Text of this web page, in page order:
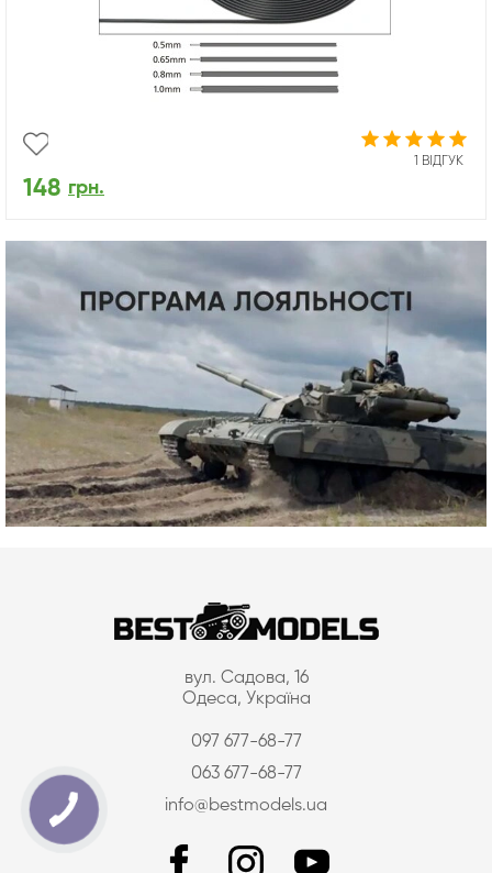
1 ВІДГУК
148 грн.
вул. Садова, 16
Одеса, Україна
097 677-68-77
063 677-68-77
info@bestmodels.ua